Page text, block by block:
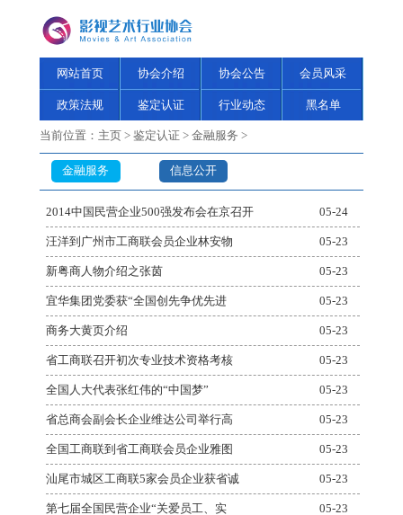
网站首页 协会介绍 协会公告 会员风采
政策法规 鉴定认证 行业动态 黑名单
当前位置： 主页 > 鉴定认证 > 金融服务 >
金融服务 信息公开
2014中国民营企业500强发布会在京召开 05-24
汪洋到广州市工商联会员企业林安物 05-23
新粤商人物介绍之张茵 05-23
宜华集团党委获“全国创先争优先进 05-23
商务大黄页介绍 05-23
省工商联召开初次专业技术资格考核 05-23
全国人大代表张红伟的“中国梦” 05-23
省总商会副会长企业维达公司举行高 05-23
全国工商联到省工商联会员企业雅图 05-23
汕尾市城区工商联5家会员企业获省诚 05-23
第七届全国民营企业“关爱员工、实 05-23